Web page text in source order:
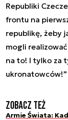
Republiki
frontu na
republikę, żeby
mogli
na to! I tylko za
ukronatowców!”
Zobacz też
Armie Świata: